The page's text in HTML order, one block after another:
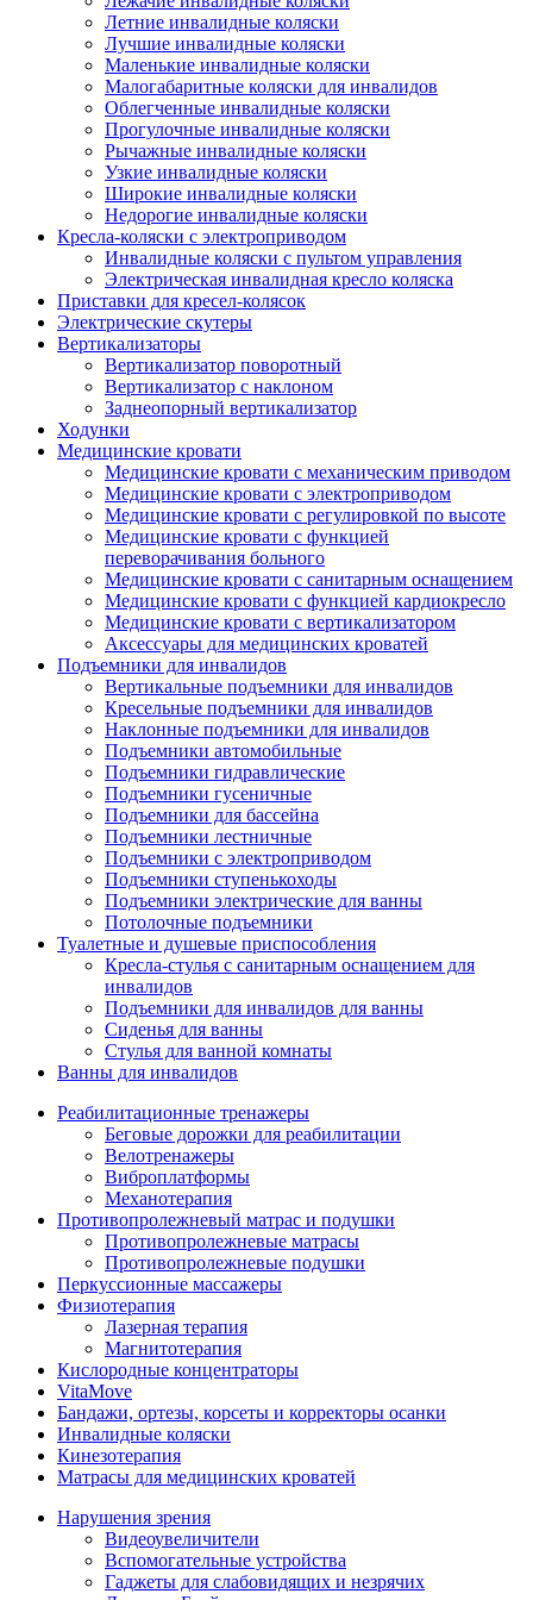
Летние инвалидные коляски
Лучшие инвалидные коляски
Маленькие инвалидные коляски
Малогабаритные коляски для инвалидов
Облегченные инвалидные коляски
Прогулочные инвалидные коляски
Рычажные инвалидные коляски
Узкие инвалидные коляски
Широкие инвалидные коляски
Недорогие инвалидные коляски
Кресла-коляски с электроприводом
Инвалидные коляски с пультом управления
Электрическая инвалидная кресло коляска
Приставки для кресел-колясок
Электрические скутеры
Вертикализаторы
Вертикализатор поворотный
Вертикализатор с наклоном
Заднеопорный вертикализатор
Ходунки
Медицинские кровати
Медицинские кровати с механическим приводом
Медицинские кровати с электроприводом
Медицинские кровати с регулировкой по высоте
Медицинские кровати с функцией
переворачивания больного
Медицинские кровати с санитарным оснащением
Медицинские кровати с функцией кардиокресло
Медицинские кровати с вертикализатором
Аксессуары для медицинских кроватей
Подъемники для инвалидов
Вертикальные подъемники для инвалидов
Кресельные подъемники для инвалидов
Наклонные подъемники для инвалидов
Подъемники автомобильные
Подъемники гидравлические
Подъемники гусеничные
Подъемники для бассейна
Подъемники лестничные
Подъемники с электроприводом
Подъемники ступенькоходы
Подъемники электрические для ванны
Потолочные подъемники
Туалетные и душевые приспособления
Кресла-стулья с санитарным оснащением для
инвалидов
Подъемники для инвалидов для ванны
Сиденья для ванны
Стулья для ванной комнаты
Ванны для инвалидов
Реабилитационные тренажеры
Беговые дорожки для реабилитации
Велотренажеры
Виброплатформы
Механотерапия
Противопролежневый матрас и подушки
Противопролежневые матрасы
Противопролежневые подушки
Перкуссионные массажеры
Физиотерапия
Лазерная терапия
Магнитотерапия
Кислородные концентраторы
VitaMove
Бандажи, ортезы, корсеты и корректоры осанки
Инвалидные коляски
Кинезотерапия
Матрасы для медицинских кроватей
Нарушения зрения
Видеоувеличители
Вспомогательные устройства
Гаджеты для слабовидящих и незрячих